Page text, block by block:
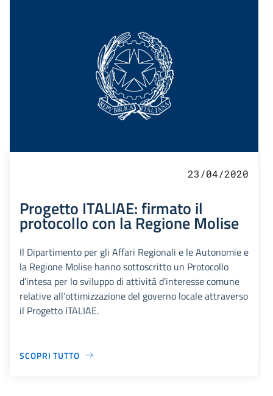
23/04/2020
Progetto ITALIAE: firmato il
protocollo con la Regione Molise
Il Dipartimento per gli Affari Regionali e le Autonomie e
la Regione Molise hanno sottoscritto un Protocollo
d’intesa per lo sviluppo di attività d'interesse comune
relative all’ottimizzazione del governo locale attraverso
il Progetto ITALIAE.
SCOPRI TUTTO